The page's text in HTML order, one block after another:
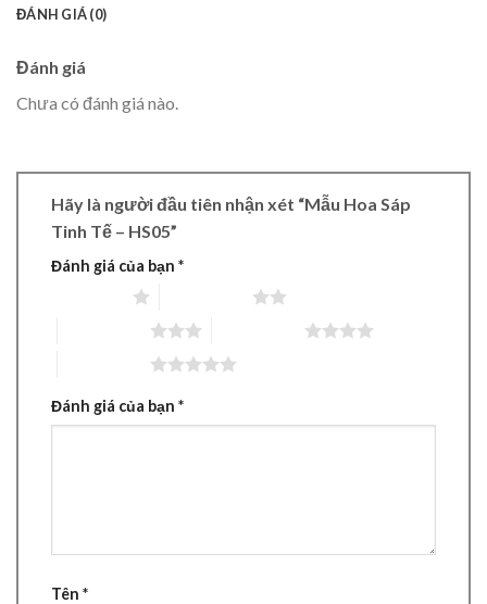
ĐÁNH GIÁ (0)
Đánh giá
Chưa có đánh giá nào.
Hãy là người đầu tiên nhận xét “Mẫu Hoa Sáp
Tinh Tế – HS05”
Đánh giá của bạn *
Đánh giá của bạn *
Tên *